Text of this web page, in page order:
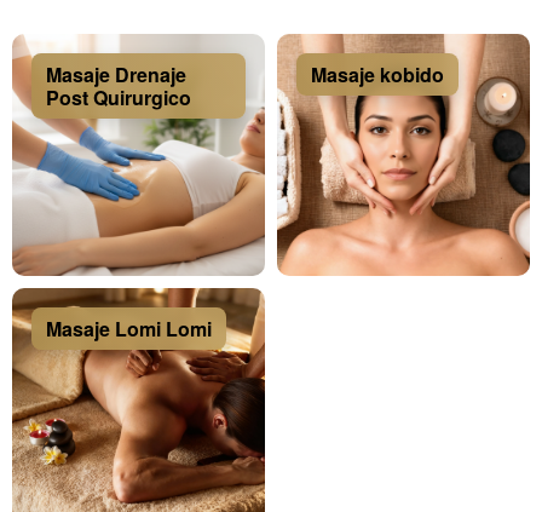
Masaje Drenaje
Post Quirurgico
Masaje kobido
Masaje Lomi Lomi